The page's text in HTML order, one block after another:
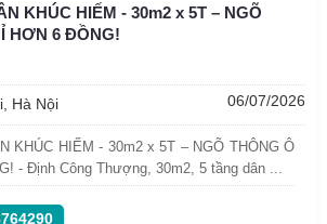
KHÚC HIẾM - 30m2 x 5T – NGÕ
HƠN 6 ĐỒNG!
Hà Nội 06/07/2026
KHÚC HIẾM - 30m2 x 5T – NGÕ THÔNG Ô
- Định Công Thượng, 30m2, 5 tầng dân ...